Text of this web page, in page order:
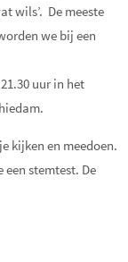
wils’. De meeste
we bij een
uur in het
kijken en meedoen.
stemtest. De